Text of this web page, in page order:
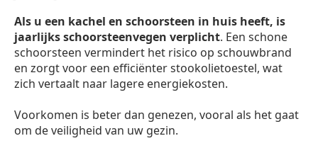
Als u een kachel en schoorsteen in huis heeft, is
jaarlijks schoorsteenvegen verplicht. Een schone
schoorsteen vermindert het risico op schouwbrand
en zorgt voor een efficiënter stookolietoestel, wat
zich vertaalt naar lagere energiekosten.
Voorkomen is beter dan genezen, vooral als het gaat
om de veiligheid van uw gezin.